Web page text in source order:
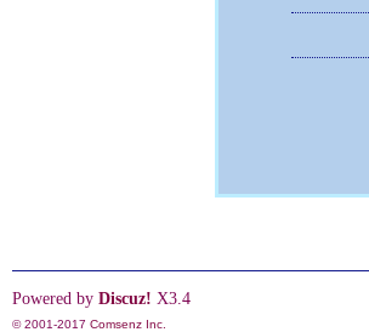
Powered by Discuz! X3.4
© 2001-2017 Comsenz Inc.